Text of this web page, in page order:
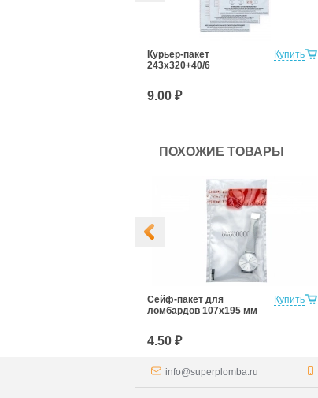
Купить
Курьер-пакет
243х320+40/6
9.00 ₽
ПОХОЖИЕ ТОВАРЫ
Купить
Сейф-пакет для
ломбардов 107х195 мм
4.50 ₽
info@superplomba.ru